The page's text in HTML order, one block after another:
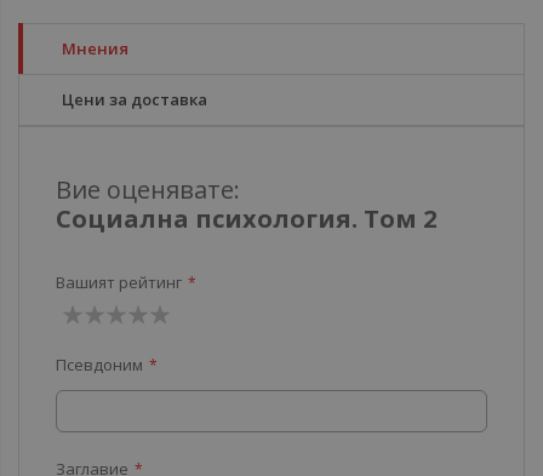
Мнения
Цени за доставка
Вие оценявате:
Социална психология. Том 2
Вашият рейтинг
звезда
звезди
звезди
звезди
звезди
Псевдоним
Заглавие